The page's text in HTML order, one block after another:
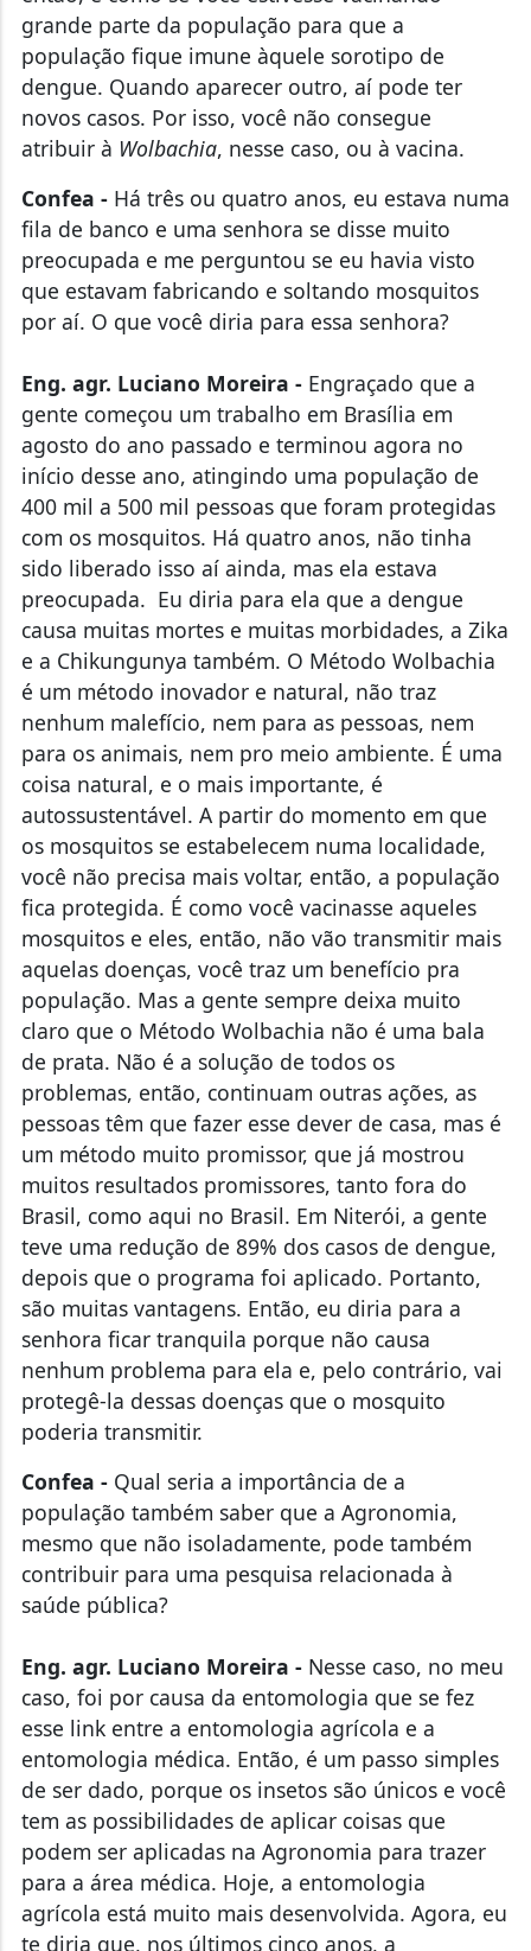
grande parte da população para que a
população fique imune àquele sorotipo de
dengue. Quando aparecer outro, aí pode ter
novos casos. Por isso, você não consegue
atribuir àWolbachia, nesse caso, ou à vacina.
fila de banco e uma senhora se disse muito
preocupada e me perguntou se eu havia visto
que estavam fabricando e soltando mosquitos
por aí. O que você diria para essa senhora?
gente começou um trabalho em Brasília em
agosto do ano passado e terminou agora no
início desse ano, atingindo uma população de
400 mil a 500 mil pessoas que foram protegidas
com os mosquitos. Há quatro anos, não tinha
sido liberado isso aí ainda, mas ela estava
preocupada. Eu diria para ela que a dengue
causa muitas mortes e muitas morbidades, a Zika
e a Chikungunya também. O Método Wolbachia
é um método inovador e natural, não traz
nenhum malefício, nem para as pessoas, nem
para os animais, nem pro meio ambiente. É uma
coisa natural, e o mais importante, é
autossustentável. A partir do momento em que
os mosquitos se estabelecem numa localidade,
você não precisa mais voltar, então, a população
fica protegida. É como você vacinasse aqueles
mosquitos e eles, então, não vão transmitir mais
aquelas doenças, você traz um benefício pra
população. Mas a gente sempre deixa muito
claro que o Método Wolbachia não é uma bala
de prata. Não é a solução de todos os
problemas, então, continuam outras ações, as
pessoas têm que fazer esse dever de casa, mas é
um método muito promissor, que já mostrou
muitos resultados promissores, tanto fora do
Brasil, como aqui no Brasil. Em Niterói, a gente
teve uma redução de 89% dos casos de dengue,
depois que o programa foi aplicado. Portanto,
são muitas vantagens. Então, eu diria para a
senhora ficar tranquila porque não causa
nenhum problema para ela e, pelo contrário, vai
protegê-la dessas doenças que o mosquito
poderia transmitir.
população também saber que a Agronomia,
mesmo que não isoladamente, pode também
contribuir para uma pesquisa relacionada à
saúde pública?
caso, foi por causa da entomologia que se fez
esse link entre a entomologia agrícola e a
entomologia médica. Então, é um passo simples
de ser dado, porque os insetos são únicos e você
tem as possibilidades de aplicar coisas que
podem ser aplicadas na Agronomia para trazer
para a área médica. Hoje, a entomologia
agrícola está muito mais desenvolvida. Agora, eu
te diria que, nos últimos cinco anos, a